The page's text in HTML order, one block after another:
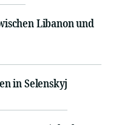
Libanon und
in Selenskyj